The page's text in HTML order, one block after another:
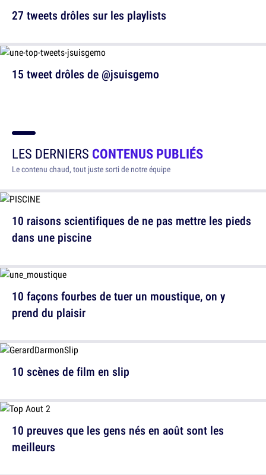
15 tweet drôles de @jsuisgemo
27 tweets drôles sur les playlists
LES DERNIERS CONTENUS PUBLIÉS
Le contenu chaud, tout juste sorti de notre équipe
10 raisons scientifiques de ne pas mettre les pieds
dans une piscine
10 scènes de film en slip
10 façons fourbes de tuer un moustique, on y
prend du plaisir
10 preuves que les gens nés en août sont les
meilleurs